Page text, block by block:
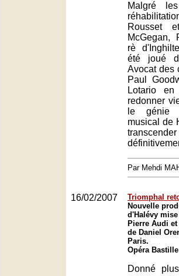
Malgré
Rousset
McGegan,
rè
été joué
Avocat des
Paul
Lotario
redonner
le génie
musical de
Par Mehdi
16/02/2007
Triomphal
Nouvelle
d'Halévy
Pierre Audi
de Daniel
Paris.
Opéra
Donné